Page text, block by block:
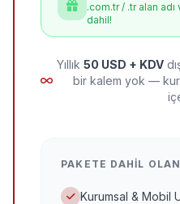
.com.tr / .tr alan
dahil!
Yıllık 50 USD + KDV
bir kalem yok —
PAKETE DAHIL
Kurumsal & Mobil